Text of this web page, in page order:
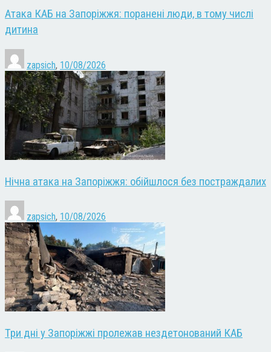
Атака КАБ на Запоріжжя: поранені люди, в тому числі
дитина
zapsich, 10/08/2026
Нічна атака на Запоріжжя: обійшлося без постраждалих
zapsich, 10/08/2026
Три дні у Запоріжжі пролежав нездетонований КАБ